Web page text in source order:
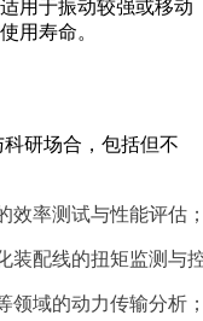
用于振动较强或移动
用寿命。
研场合，包括但不
效率测试与性能评估
装配线的扭矩监测与
领域的动力传输分析